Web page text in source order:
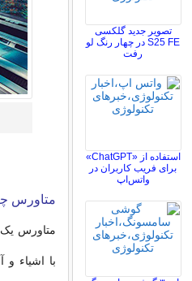
متاورس
متاورس یک
با اشیاء و
تصویر جدید گلکسی
S25 FE در چهار رنگ لو
رفت
استفاده از «ChatGPT»
برای فریب کاربران در
واتس‌اپ